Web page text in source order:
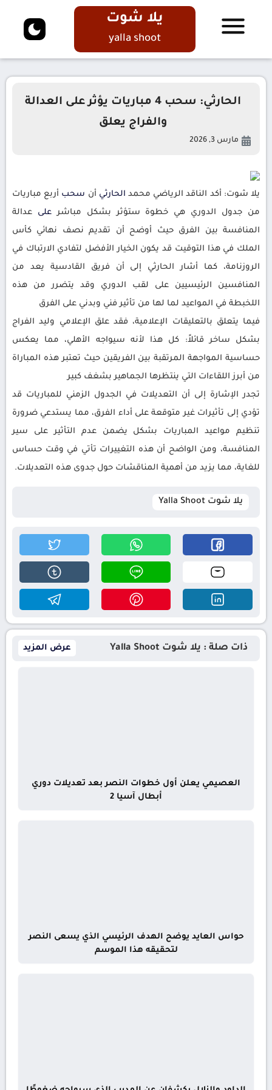
يلا شوت
yalla shoot
الحارثي: سحب 4 مباريات يؤثر على العدالة
والفراج يعلق
مارس 3, 2026
يلا شوت: أكد الناقد الرياضي محمد الحارثي أن سحب أربع مباريات
من جدول الدوري هي خطوة ستؤثر بشكل مباشرعلى عدالة
المنافسة بين الفرق حيث أوضح أن تقديم نصف نهائي كأس
الملك في هذا التوقيت قد يكون الخيار الأفضل لتفادي الارتباك في
الروزنامة، كما أشار الحارثي إلى أن فريق القادسية يعد من
المنافسين الرئيسيين على لقب الدوري وقد يتضرر من هذه
اللخبطة في المواعيد لما لها من تأثير فني وبدني على الفرق
فيما يتعلق بالتعليقات الإعلامية، فقد علق الإعلامي وليد الفراج
بشكل ساخر قائلاً: كل هذا لأنه سيواجه الأهلي، مما يعكس
حساسية المواجهة المرتقبة بين الفريقين حيث تعتبر هذه المباراة
من أبرز اللقاءات التي ينتظرها الجماهير بشغف كبير
تجدر الإشارة إلى أن التعديلات في الجدول الزمني للمباريات قد
تؤدي إلى تأثيرات غير متوقعة على أداء الفرق، مما يستدعي ضرورة
تنظيم مواعيد المباريات بشكل يضمن عدم التأثير على سير
المنافسة، ومن الواضح أن هذه التغييرات تأتي في وقت حساس
للغاية، مما يزيد من أهمية المناقشات حول جدوى هذه التعديلات.
يلا شوت Yalla Shoot
ذات صلة : يلا شوت Yalla Shoot عرض المزيد
العصيمي يعلن أول خطوات النصر بعد تعديلات دوري
أبطال آسيا 2
حواس العايد يوضح الهدف الرئيسي الذي يسعى النصر
لتحقيقه هذا الموسم